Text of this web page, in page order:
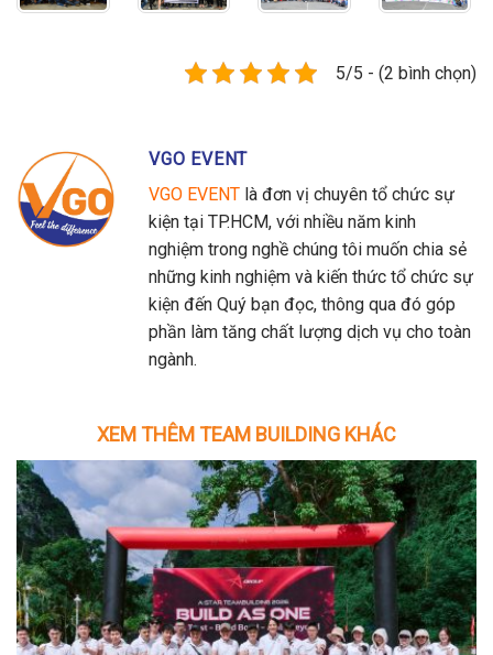
5/5 - (2 bình chọn)
VGO EVENT
VGO EVENT là đơn vị chuyên tổ chức sự
kiện tại TP.HCM, với nhiều năm kinh
nghiệm trong nghề chúng tôi muốn chia sẻ
những kinh nghiệm và kiến thức tổ chức sự
kiện đến Quý bạn đọc, thông qua đó góp
phần làm tăng chất lượng dịch vụ cho toàn
ngành.
XEM THÊM TEAM BUILDING KHÁC